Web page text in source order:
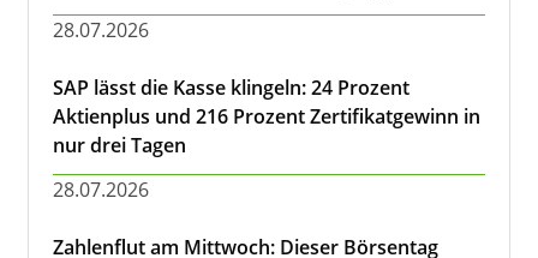
28.07.2026
SAP lässt die Kasse klingeln: 24 Prozent
Aktienplus und 216 Prozent Zertifikatgewinn in
nur drei Tagen
28.07.2026
Zahlenflut am Mittwoch: Dieser Börsentag